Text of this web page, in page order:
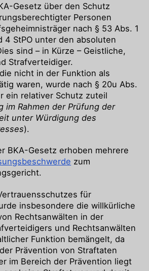
Gesetz über den Schutz
Personen
nach § 53 Abs. 1
4 StPO unter den absoluten
sind – in Kürze – Geistliche,
Strafverteidiger.
nicht in der Funktion als
waren, wurde nach § 20u Abs.
ein relativer Schutz zuteil
im Rahmen der Prüfung der
unter Würdigung des
).
BKA-Gesetz erhoben mehrere
zum
für
insbesondere die willkürliche
Rechtsanwälten in der
und Rechtsanwälten
Funktion bemängelt, da
Prävention von Straftaten
im Bereich der Prävention liegt